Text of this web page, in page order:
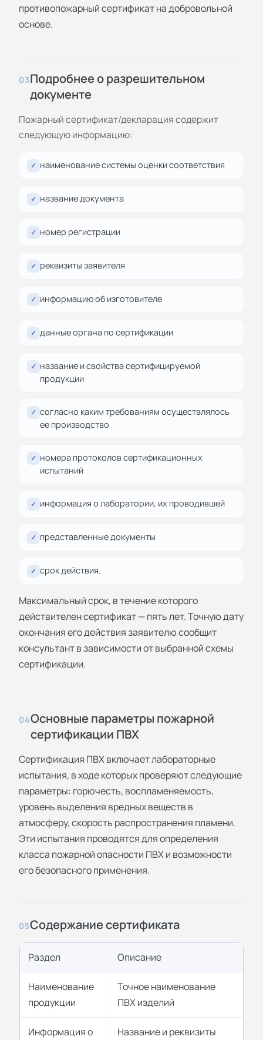
противопожарный сертификат на добровольной
основе.
03Подробнее о разрешительном
документе
Пожарный сертификат/декларация содержит
следующую информацию:
✓ наименование системы оценки соответствия
✓ название документа
✓ номер регистрации
✓ реквизиты заявителя
✓ информацию об изготовителе
✓ данные органа по сертификации
✓ название и свойства сертифицируемой
продукции
✓ согласно каким требованиям осуществлялось
ее производство
✓ номера протоколов сертификационных
испытаний
✓ информация о лаборатории, их проводившей
✓ представленные документы
✓ срок действия.
Максимальный срок, в течение которого
действителен сертификат — пять лет. Точную дату
окончания его действия заявителю сообщит
консультант в зависимости от выбранной схемы
сертификации.
04Основные параметры пожарной
сертификации ПВХ
Сертификация ПВХ включает лабораторные
испытания, в ходе которых проверяют следующие
параметры: горючесть, воспламеняемость,
уровень выделения вредных веществ в
атмосферу, скорость распространения пламени.
Эти испытания проводятся для определения
класса пожарной опасности ПВХ и возможности
его безопасного применения.
05Содержание сертификата
Раздел Описание
Наименование
продукции
Точное наименование
ПВХ изделий
Информация о
Название и реквизиты